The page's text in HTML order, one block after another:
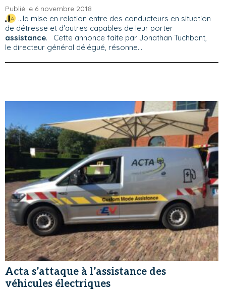
Publié le 6 novembre 2018
...la mise en relation entre des conducteurs en situation
de détresse et d'autres capables de leur porter
assistance. Cette annonce faite par Jonathan Tuchbant,
le directeur général délégué, résonne...
Acta s’attaque à l’assistance des
véhicules électriques